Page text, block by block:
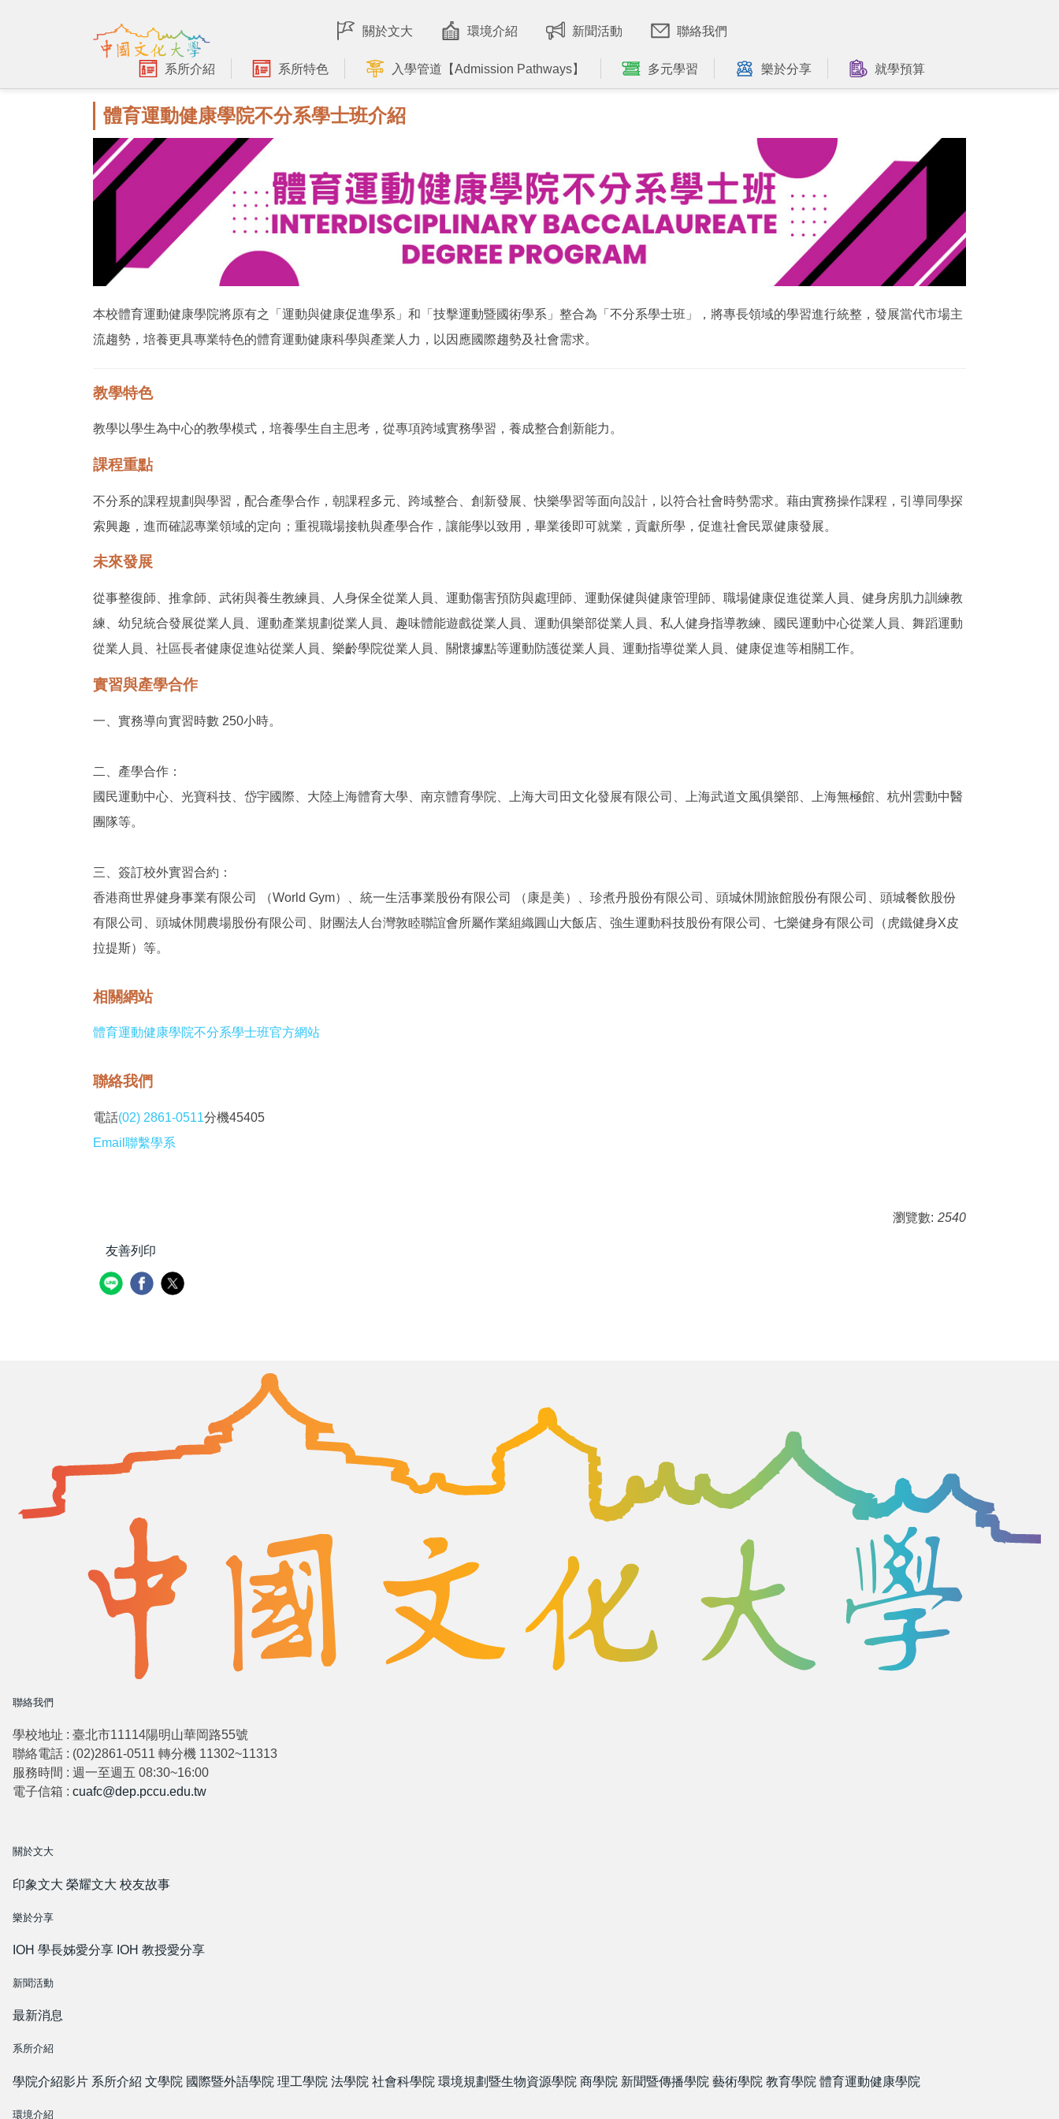
內
關於文大 環境介紹 新聞活動 聯絡我們
系所介紹 系所特色 入學管道【Admission Pathways】 多元學習 樂於分享 就學預算
體育運動健康學院不分系學士班介紹
本校體育運動健康學院將原有之「運動與健康促進學系」和「技擊運動暨國術學系」整合為「不分系學士班」，將專長領域的學習進行統整，發展當代市場主
流趨勢，培養更具專業特色的體育運動健康科學與產業人力，以因應國際趨勢及社會需求。
教學特色
教學以學生為中心的教學模式，培養學生自主思考，從專項跨域實務學習，養成整合創新能力。
課程重點
不分系的課程規劃與學習，配合產學合作，朝課程多元、跨域整合、創新發展、快樂學習等面向設計，以符合社會時勢需求。藉由實務操作課程，引導同學探
索興趣，進而確認專業領域的定向；重視職場接軌與產學合作，讓能學以致用，畢業後即可就業，貢獻所學，促進社會民眾健康發展。
未來發展
從事整復師、推拿師、武術與養生教練員、人身保全從業人員、運動傷害預防與處理師、運動保健與健康管理師、職場健康促進從業人員、健身房肌力訓練教
練、幼兒統合發展從業人員、運動產業規劃從業人員、趣味體能遊戲從業人員、運動俱樂部從業人員、私人健身指導教練、國民運動中心從業人員、舞蹈運動
從業人員、社區長者健康促進站從業人員、樂齡學院從業人員、關懷據點等運動防護從業人員、運動指導從業人員、健康促進等相關工作。
實習與產學合作
一、實務導向實習時數 250小時。
二、產學合作：
國民運動中心、光寶科技、岱宇國際、大陸上海體育大學、南京體育學院、上海大司田文化發展有限公司、上海武道文風俱樂部、上海無極館、杭州雲動中醫
團隊等。
三、簽訂校外實習合約：
香港商世界健身事業有限公司 （World Gym）、統一生活事業股份有限公司 （康是美）、珍煮丹股份有限公司、頭城休閒旅館股份有限公司、頭城餐飲股份
有限公司、頭城休閒農場股份有限公司、財團法人台灣敦睦聯誼會所屬作業組織圓山大飯店、強生運動科技股份有限公司、七樂健身有限公司（虎鐵健身X皮
拉提斯）等。
相關網站
體育運動健康學院不分系學士班官方網站
聯絡我們
電話(02) 2861-0511分機45405
Email聯繫學系
瀏覽數: 2540
友善列印
聯絡我們
學校地址 : 臺北市11114陽明山華岡路55號
聯絡電話 : (02)2861-0511 轉分機 11302~11313
服務時間 : 週一至週五 08:30~16:00
電子信箱 : cuafc@dep.pccu.edu.tw
關於文大
印象文大 榮耀文大 校友故事
樂於分享
IOH 學長姊愛分享 IOH 教授愛分享
新聞活動
最新消息
系所介紹
學院介紹影片 系所介紹 文學院 國際暨外語學院 理工學院 法學院 社會科學院 環境規劃暨生物資源學院 商學院 新聞暨傳播學院 藝術學院 教育學院 體育運動健康學院
環境介紹